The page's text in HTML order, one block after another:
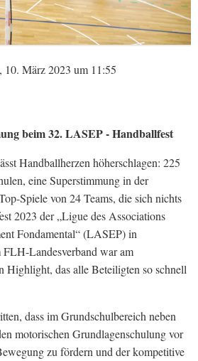
März 2023 um 11:55
beim 32. LASEP - Handballfest
Handballherzen höherschlagen: 225
eine Superstimmung in der
Spiele von 24 Teams, die sich nichts
2023 der „Ligue des Associations
Fondamental“ (LASEP) in
Landesverband war am
Highlight, das alle Beteiligten so schnell
dass im Grundschulbereich neben
motorischen Grundlagenschulung vor
zu fördern und der kompetitive